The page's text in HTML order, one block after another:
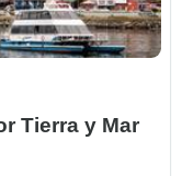
Tierra y Mar